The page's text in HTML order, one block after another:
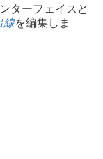
ターフェイスと
線を編集しま